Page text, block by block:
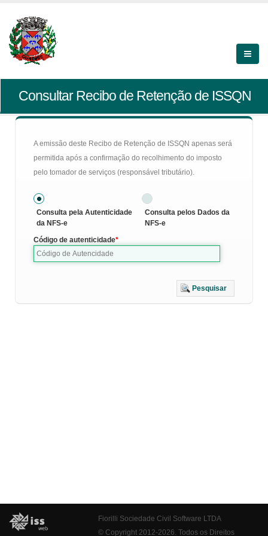
Consultar Recibo de Retenção de ISSQN
A emissão deste Recibo de Retenção de ISSQN apenas será
permitida após a confirmação do recolhimento do imposto
pelo tomador de serviços (responsável tributário).
Consulta pela Autenticidade
da NFS-e
Consulta pelos Dados da
NFS-e
Código de autenticidade
Pesquisar
Fiorilli Sociedade Civil Software LTDA
© Copyright 2012-2026. Todos os Direitos